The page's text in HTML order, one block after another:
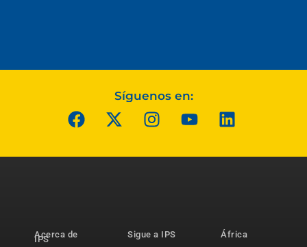
Síguenos en:
Acerca de
IPS
Sigue a IPS
África